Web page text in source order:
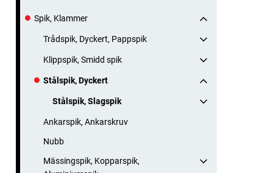
Spik, Klammer
Trådspik, Dyckert, Pappspik
Klippspik, Smidd spik
Stålspik, Dyckert
Stålspik, Slagspik
Ankarspik, Ankarskruv
Nubb
Mässingspik, Kopparspik,